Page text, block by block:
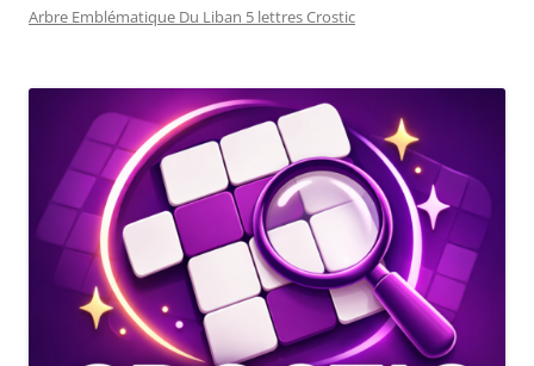
Arbre Emblématique Du Liban 5 lettres Crostic